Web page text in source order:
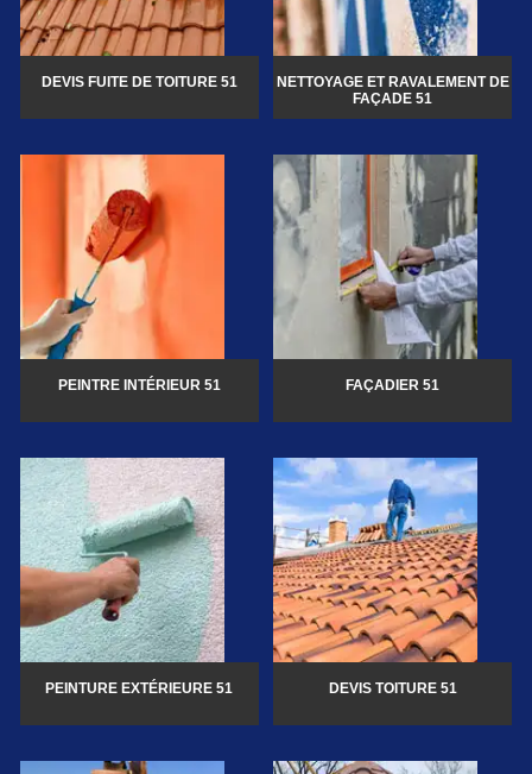
DEVIS FUITE DE TOITURE 51
NETTOYAGE ET RAVALEMENT DE
FAÇADE 51
PEINTRE INTÉRIEUR 51 FAÇADIER 51
PEINTURE EXTÉRIEURE 51 DEVIS TOITURE 51